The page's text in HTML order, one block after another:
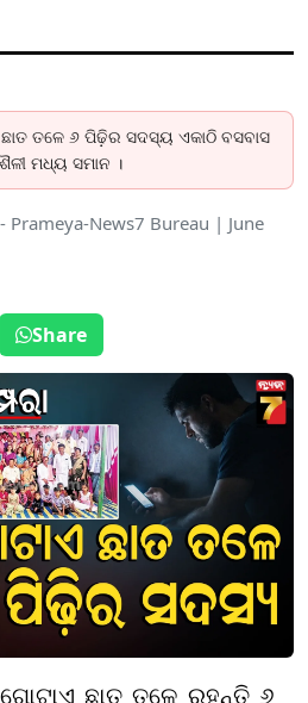
ତଳେ ୬ ପିଢ଼ିର ସଦସ୍ୟ ଏକାଠି ବସବାସ
ମଧ୍ୟ ସମାନ ।
- Prameya-News7 Bureau | June
Share
ଗୋଟାଏ ଛାତ ତଳେ ରୁହନ୍ତି ୬